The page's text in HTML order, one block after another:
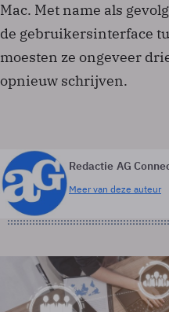
Mac. Met name als
de gebruikersinterface
moesten ze ongeveer
opnieuw schrijven.
Redactie AG
Meer van deze auteur